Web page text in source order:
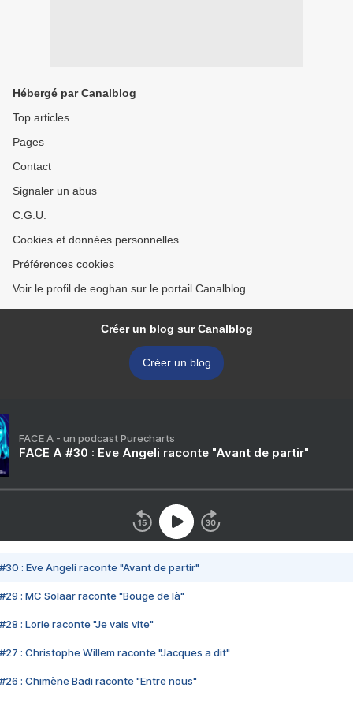
Hébergé par Canalblog
Top articles
Pages
Contact
Signaler un abus
C.G.U.
Cookies et données personnelles
Préférences cookies
Voir le profil de eoghan sur le portail Canalblog
Créer un blog sur Canalblog
Créer un blog
FACE A - un podcast Purecharts
FACE A #30 : Eve Angeli raconte "Avant de partir"
#30 : Eve Angeli raconte "Avant de partir"
#29 : MC Solaar raconte "Bouge de là"
#28 : Lorie raconte "Je vais vite"
#27 : Christophe Willem raconte "Jacques a dit"
#26 : Chimène Badi raconte "Entre nous"